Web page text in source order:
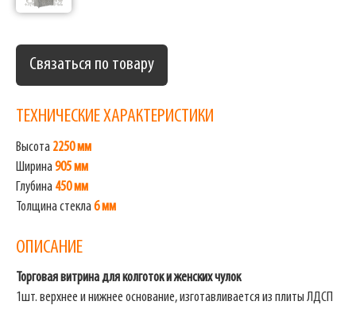
Фабрика торгового оборудования
Связаться по товару
ТЕХНИЧЕСКИЕ ХАРАКТЕРИСТИКИ
Высота 2250 мм
Ширина905 мм
Глубина 450 мм
Толщина стекла6 мм
ОПИСАНИЕ
Торговая витрина для колготок и женских чулок
1шт. верхнее и нижнее основание, изготавливается из плиты ЛДСП